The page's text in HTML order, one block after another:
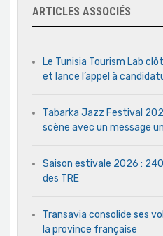
ARTICLES ASSOCIÉS
Le Tunisia Tourism Lab
et lance l’appel à
Tabarka Jazz Festival
scène avec un message
Saison estivale 2026 :
des TRE
Transavia consolide ses
la province française